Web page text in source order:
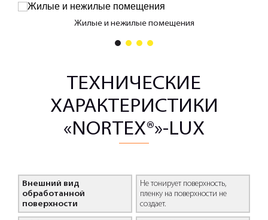
Жилые и нежилые помещения
1 2 3 4
ТЕХНИЧЕСКИЕ
ХАРАКТЕРИСТИКИ
«NORTEX®»-LUX
Внешний вид
обработанной
поверхности
Не тонирует поверхность,
пленку на поверхности не
создает.